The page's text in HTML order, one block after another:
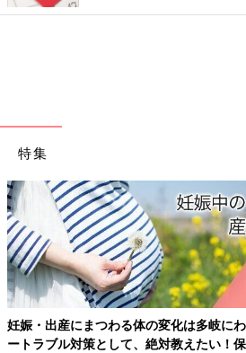
特集
妊娠・出産にまつわる体の変化は多岐に
ートラブル対策として、絶対教えたい！